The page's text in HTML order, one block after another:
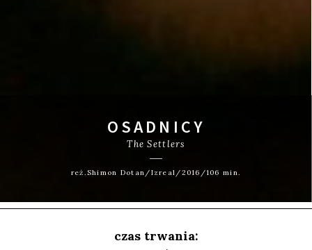
OSADNICY
The Settlers
reż.Shimon Dotan/Izreal/2016/106 min.
czas trwania: